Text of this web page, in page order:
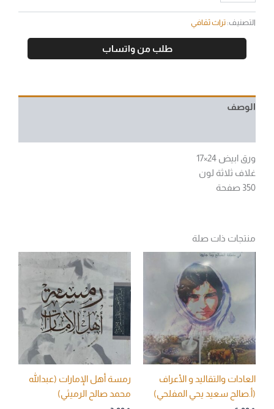
التصنيف: تراث ثقافي
طلب من واتساب
الوصف
ورق ابيض 24×17
غلاف ثلاثة لون
350 صفحة
منتجات ذات صلة
العادات والتقاليد و الأعراف
(أ.صالح سعيد يحي المفلحي)
رمسة أهل الإمارات (عبدالله
محمد صالح الرميثي)